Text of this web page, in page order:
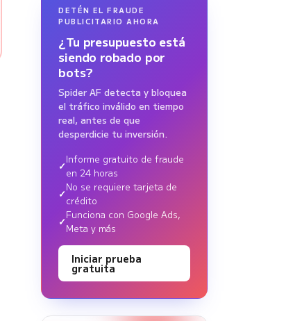
DETÉN EL FRAUDE
PUBLICITARIO AHORA
¿Tu presupuesto está
siendo robado por
bots?
Spider AF detecta y bloquea
el tráfico inválido en tiempo
real, antes de que
desperdicie tu inversión.
Informe gratuito de fraude
en 24 horas
No se requiere tarjeta de
crédito
Funciona con Google Ads,
Meta y más
Iniciar prueba
gratuita